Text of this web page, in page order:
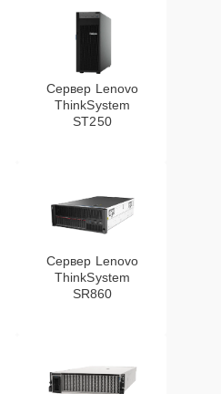
Сервер Lenovo
ThinkSystem
ST250
Сервер Lenovo
ThinkSystem
SR860